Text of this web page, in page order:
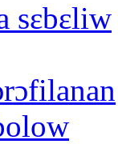
sɛbɛliw